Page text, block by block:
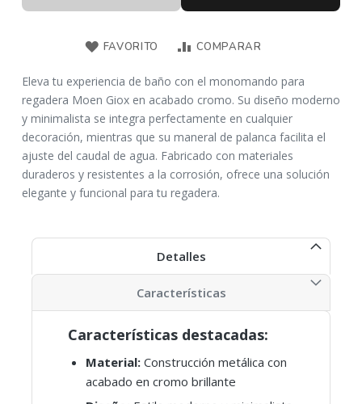
FAVORITO COMPARAR
Eleva tu experiencia de baño con el monomando para
regadera Moen Giox en acabado cromo. Su diseño moderno
y minimalista se integra perfectamente en cualquier
decoración, mientras que su maneral de palanca facilita el
ajuste del caudal de agua. Fabricado con materiales
duraderos y resistentes a la corrosión, ofrece una solución
elegante y funcional para tu regadera.​
Detalles
Características destacadas:
Material: Construcción metálica con
acabado en cromo brillante
Características